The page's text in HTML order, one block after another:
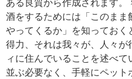
酒をするためには「このま
やってくるか」を知ってお
得力、それは我々が、人々
ィに住んでいることを述べ
並ぶ必要なく、手軽にペッ